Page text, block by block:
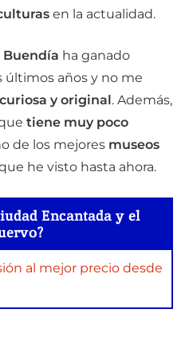
en la actualidad.
Buendía ha ganado
años y no me
y original. Además,
tiene muy poco
de los mejores museos
he visto hasta ahora.
Encantada y el
al mejor precio desde